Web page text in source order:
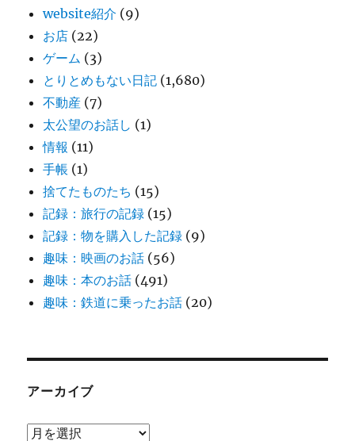
website紹介 (9)
お店 (22)
ゲーム (3)
とりとめもない日記 (1,680)
不動産 (7)
太公望のお話し (1)
情報 (11)
手帳 (1)
捨てたものたち (15)
記録：旅行の記録 (15)
記録：物を購入した記録 (9)
趣味：映画のお話 (56)
趣味：本のお話 (491)
趣味：鉄道に乗ったお話 (20)
アーカイブ
ア